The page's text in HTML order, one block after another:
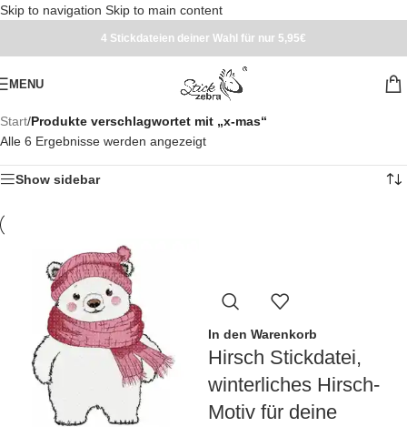
Skip to navigation Skip to main content
4 Stickdateien deiner Wahl für nur 5,95€
MENU
Start/Produkte verschlagwortet mit „x-mas“
Alle 6 Ergebnisse werden angezeigt
Show sidebar
In den Warenkorb
Hirsch Stickdatei,
winterliches Hirsch-
Motiv für deine